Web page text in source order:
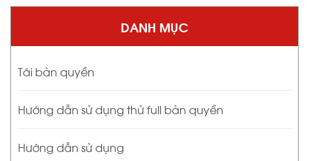
DANH MỤC
Tái bản quyền
Hướng dẫn sử dụng thử full bản quyền
Hướng dẫn sử dụng